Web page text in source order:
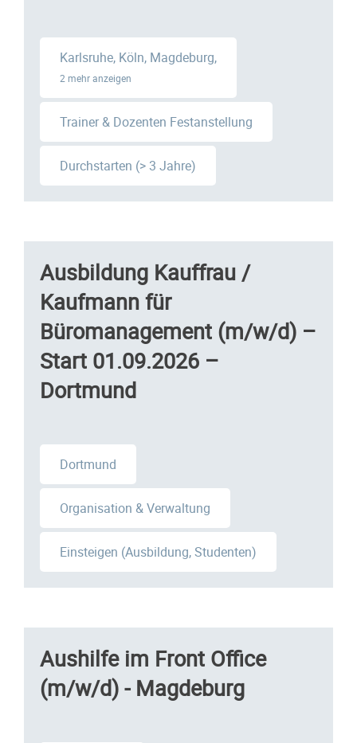
Karlsruhe, Köln, Magdeburg,
2 mehr anzeigen
Trainer & Dozenten Festanstellung
Durchstarten (> 3 Jahre)
Ausbildung Kauffrau /
Kaufmann für
Büromanagement (m/w/d) –
Start 01.09.2026 –
Dortmund
Dortmund
Organisation & Verwaltung
Einsteigen (Ausbildung, Studenten)
Aushilfe im Front Office
(m/w/d) - Magdeburg